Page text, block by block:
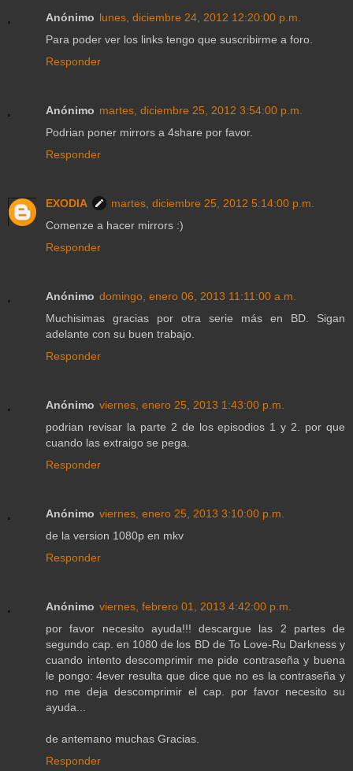
Anónimo lunes, diciembre 24, 2012 12:20:00 p.m.
Para poder ver los links tengo que suscribirme a foro.
Responder
Anónimo martes, diciembre 25, 2012 3:54:00 p.m.
Podrian poner mirrors a 4share por favor.
Responder
EXODIA
martes, diciembre 25, 2012 5:14:00 p.m.
Comenze a hacer mirrors :)
Responder
Anónimo domingo, enero 06, 2013 11:11:00 a.m.
Muchisimas gracias por otra serie más en BD. Sigan
adelante con su buen trabajo.
Responder
Anónimo viernes, enero 25, 2013 1:43:00 p.m.
podrian revisar la parte 2 de los episodios 1 y 2. por que
cuando las extraigo se pega.
Responder
Anónimo viernes, enero 25, 2013 3:10:00 p.m.
de la version 1080p en mkv
Responder
Anónimo viernes, febrero 01, 2013 4:42:00 p.m.
por favor necesito ayuda!!! descargue las 2 partes de
segundo cap. en 1080 de los BD de To Love-Ru Darkness y
cuando intento descomprimir me pide contraseña y buena
le pongo: 4ever resulta que dice que no es la contraseña y
no me deja descomprimir el cap. por favor necesito su
ayuda...
de antemano muchas Gracias.
Responder